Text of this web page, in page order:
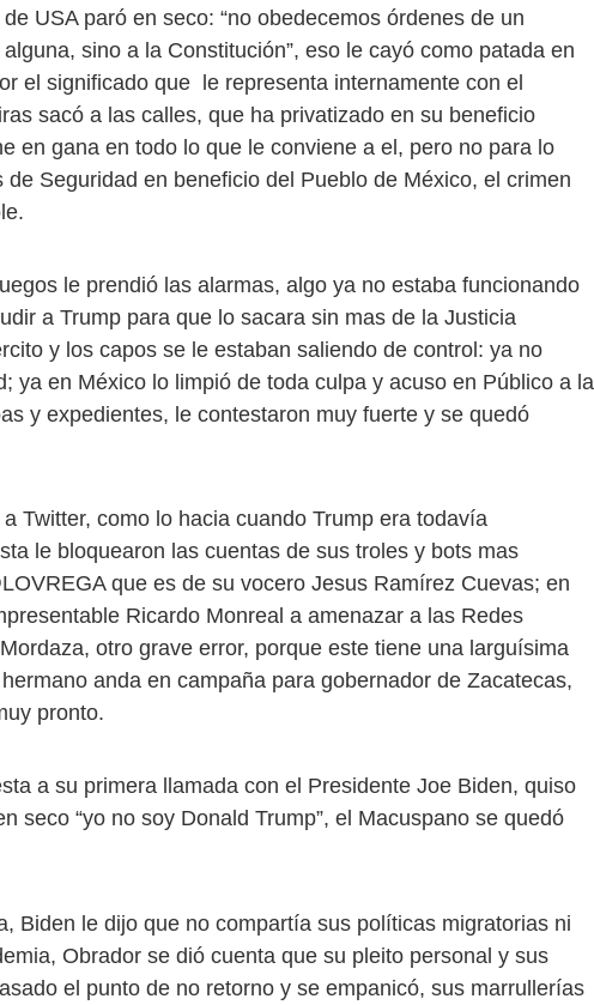
USA paró en seco: “no obedecemos órdenes de un
sino a la Constitución”, eso le cayó como patada en
el significado que le representa internamente con el
sacó a las calles, que ha privatizado en su beneficio
en gana en todo lo que le conviene a el, pero no para lo
de Seguridad en beneficio del Pueblo de México, el crimen
le prendió las alarmas, algo ya no estaba funcionando
a Trump para que lo sacara sin mas de la Justicia
y los capos se le estaban saliendo de control: ya no
ya en México lo limpió de toda culpa y acuso en Público a la
y expedientes, le contestaron muy fuerte y se quedó
Twitter, como lo hacia cuando Trump era todavía
le bloquearon las cuentas de sus troles y bots mas
que es de su vocero Jesus Ramírez Cuevas; en
Ricardo Monreal a amenazar a las Redes
otro grave error, porque este tiene una larguísima
anda en campaña para gobernador de Zacatecas,
pronto.
a su primera llamada con el Presidente Joe Biden, quiso
seco “yo no soy Donald Trump”, el Macuspano se quedó
Biden le dijo que no compartía sus políticas migratorias ni
Obrador se dió cuenta que su pleito personal y sus
el punto de no retorno y se empanicó, sus marrullerías